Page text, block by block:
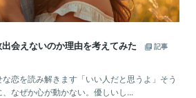
会えないのか理由を考えてみた
記事
恋を読み解きます「いい人だと思うよ」そう
なぜか心が動かない。優しいし...